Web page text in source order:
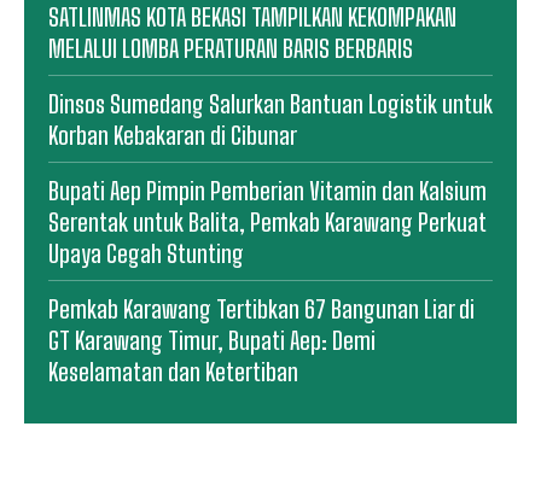
SATLINMAS KOTA BEKASI TAMPILKAN KEKOMPAKAN
MELALUI LOMBA PERATURAN BARIS BERBARIS
Dinsos Sumedang Salurkan Bantuan Logistik untuk
Korban Kebakaran di Cibunar
Bupati Aep Pimpin Pemberian Vitamin dan Kalsium
Serentak untuk Balita, Pemkab Karawang Perkuat
Upaya Cegah Stunting
Pemkab Karawang Tertibkan 67 Bangunan Liar di
GT Karawang Timur, Bupati Aep: Demi
Keselamatan dan Ketertiban